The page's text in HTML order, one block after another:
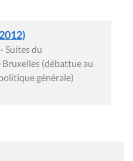
Suites du
(débattue au
générale)